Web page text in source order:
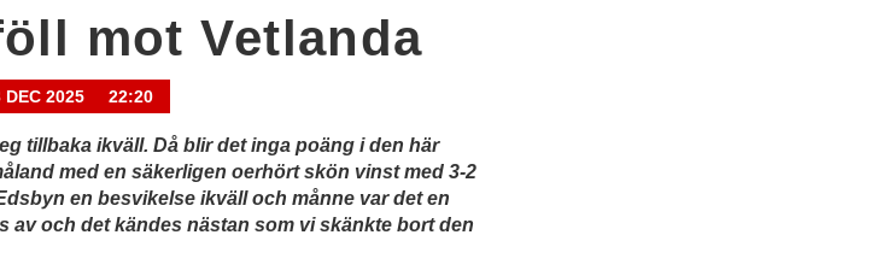
mot Vetlanda
DEC 2025 22:20
tillbaka ikväll. Då blir det inga poäng i den här
med en säkerligen oerhört skön vinst med 3-2
en besvikelse ikväll och månne var det en
av och det kändes nästan som vi skänkte bort den